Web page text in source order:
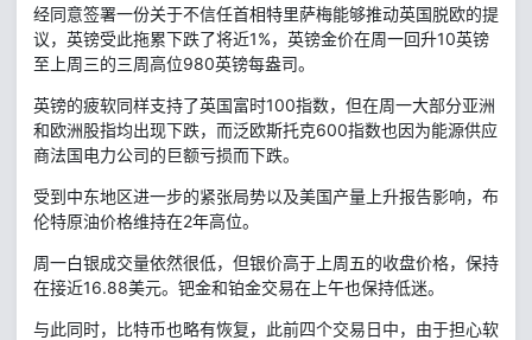
经同意签署一份关于不信任首相特里萨梅能够推动英国脱欧的提
议，英镑受此拖累下跌了将近1%，英镑金价在周一回升10英镑
至上周三的三周高位980英镑每盎司。
英镑的疲软同样支持了英国富时100指数，但在周一大部分亚洲
和欧洲股指均出现下跌，而泛欧斯托克600指数也因为能源供应
商法国电力公司的巨额亏损而下跌。
受到中东地区进一步的紧张局势以及美国产量上升报告影响，布
伦特原油价格维持在2年高位。
周一白银成交量依然很低，但银价高于上周五的收盘价格，保持
在接近16.88美元。钯金和铂金交易在上午也保持低迷。
与此同时，比特币也略有恢复，此前四个交易日中，由于担心软